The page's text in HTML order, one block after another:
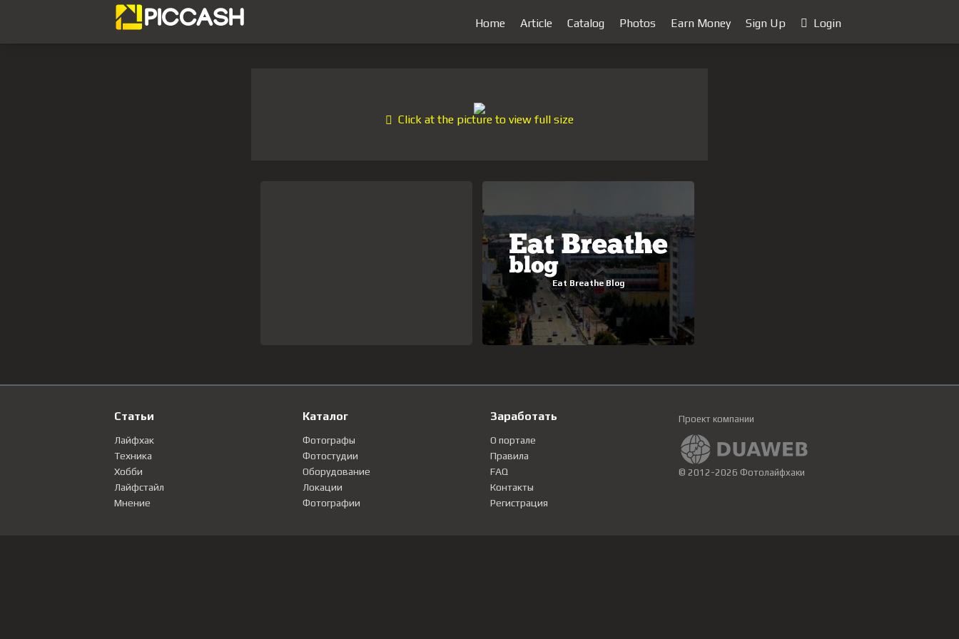
Home Article Catalog Photos Earn Money Sign Up Login
Click at the picture to view full size
Статьи
Лайфхак
Техника
Хобби
Лайфстайл
Мнение
Каталог
Фотографы
Фотостудии
Оборудование
Локации
Фотографии
Заработать
О портале
Правила
FAQ
Контакты
Регистрация
Проект компании
© 2012-2026 Фотолайфхаки